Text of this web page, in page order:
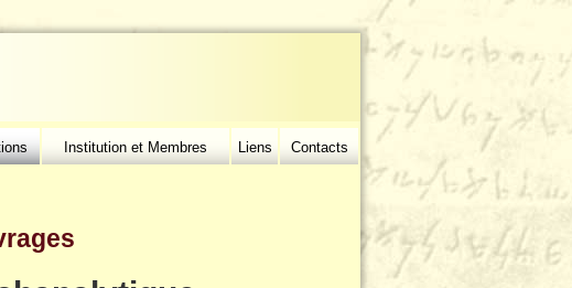
Institution et Membres Liens Contacts